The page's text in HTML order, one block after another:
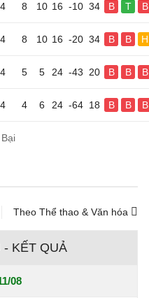
8 10 16 -10 34 B T B
8 10 16 -20 34 B B H
5 5 24 -43 20 B B B
4 6 24 -64 18 B B B
Bại
Theo Thể thao & Văn hóa
KẾT QUẢ
08